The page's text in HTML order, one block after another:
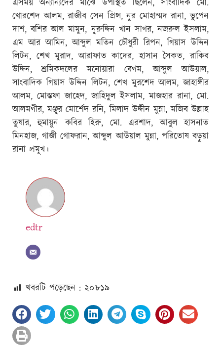
এসময় অন্যান্যদের মাঝে উপস্থিত ছিলেন, সাংবাদিক মো.
খোরশেদ আলম, রাজীব সেন প্রিন্স, নুর মোহাম্মদ রানা, ভুপেন
দাশ, বশির আল মামুন, নুরুদ্দিন খান সাগর, নজরুল ইসলাম,
এম আর আমিন, আব্দুল মতিন চৌধুরী রিপন, গিয়াস উদ্দিন
লিটন, শেখ মুরাদ, আরাফাত কাদের, হাসান সৈকত, রাকিব
উদ্দিন, শ্রমিকদলের মনোয়ারা বেগম, আব্দুল আউয়াল,
সাংবাদিক গিয়াস উদ্দিন লিটন, শেখ মুরশেদ আলম, জাহাঙ্গীর
আলম, মোস্তফা জাহেদ, জাহিদুল ইসলাম, মাজহার রানা, মো.
আলমগীর, মঞ্জুর মোর্শেদ রনি, মিলাদ উদ্দীন মুন্না, মজিব উল্লাহ
তুষার, হুমায়ুন কবির হিরু, মো. এরশাদ, আবুল হাসনাত
মিনহাজ, গাজী গোফরান, আব্দুল আউয়াল মুন্না, পরিতোষ বড়ুয়া
রানা প্রমূখ।
edtr
খবরটি পড়েছেন : ২০৮১৯